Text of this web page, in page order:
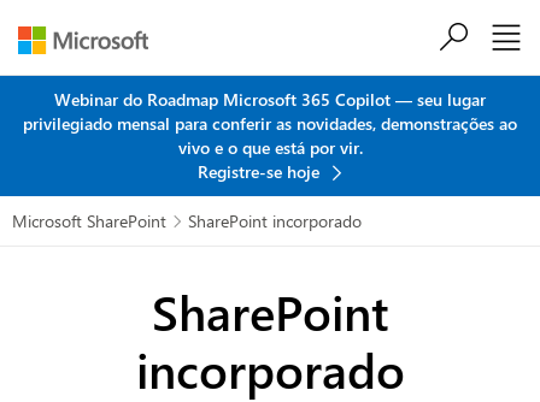
Webinar do Roadmap Microsoft 365 Copilot — seu lugar
privilegiado mensal para conferir as novidades, demonstrações ao
vivo e o que está por vir.
Registre-se hoje
Microsoft SharePoint  SharePoint incorporado
SharePoint
incorporado